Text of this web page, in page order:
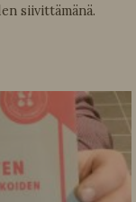
siivittämänä.